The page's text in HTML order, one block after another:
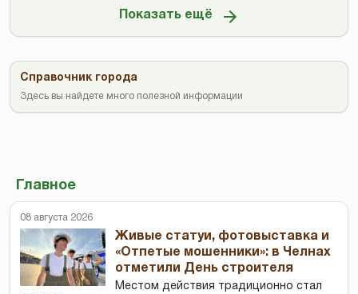
Показать ещё
Справочник города
Здесь вы найдете много полезной информации
Главное
08 августа 2026
Живые статуи, фотовыставка и
«Отпетые мошенники»: в Челнах
отметили День строителя
Местом действия традиционно стал